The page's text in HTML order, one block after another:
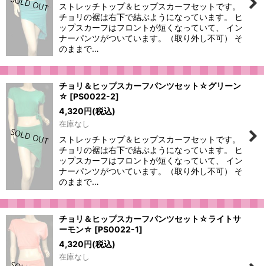
ストレッチトップ＆ヒップスカーフセットです。
チョリの裾は右下で結ぶようになっています。 ヒ
ップスカーフはフロントが短くなっていて、 イン
ナーパンツがついています。（取り外し不可） そ
のままで…
チョリ＆ヒップスカーフパンツセット☆グリーン
☆ [PS0022-2]
4,320円(税込)
在庫なし
ストレッチトップ＆ヒップスカーフセットです。
チョリの裾は右下で結ぶようになっています。 ヒ
ップスカーフはフロントが短くなっていて、 イン
ナーパンツがついています。（取り外し不可） そ
のままで…
チョリ＆ヒップスカーフパンツセット☆ライトサ
ーモン☆ [PS0022-1]
4,320円(税込)
在庫なし